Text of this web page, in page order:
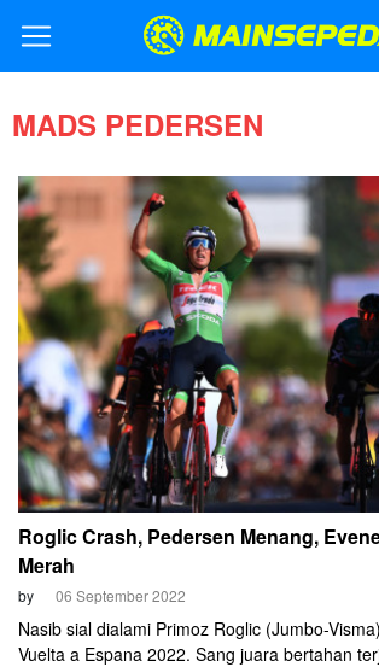
MADS PEDERSEN
Roglic Crash, Pedersen Menang,
Merah
by 06 September 2022
Nasib sial dialami Primoz Roglic (Jumbo-
Vuelta a Espana 2022. Sang juara bertahan